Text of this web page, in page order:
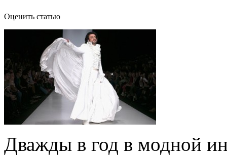
Оценить статью
Дважды в год в модной